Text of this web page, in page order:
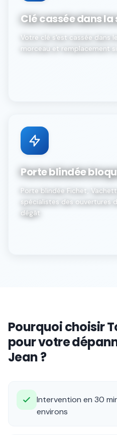
Clé cassée dans la
Votre clé s'est cassée dans
morceau et remplacement si
Porte blindée
Porte blindée Fichet,
spécialistes des ouvertures
dégât.
Pourquoi choisir
pour votre
Jean ?
Intervention en 30
environs